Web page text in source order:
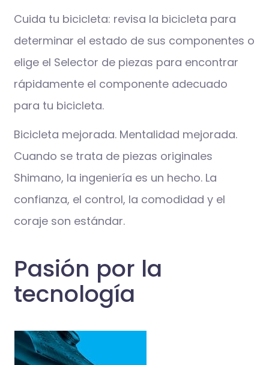
Cuida tu bicicleta: revisa la bicicleta para
determinar el estado de sus componentes o
elige el Selector de piezas para encontrar
rápidamente el componente adecuado
para tu bicicleta.
Bicicleta mejorada. Mentalidad mejorada.
Cuando se trata de piezas originales
Shimano, la ingeniería es un hecho. La
confianza, el control, la comodidad y el
coraje son estándar.
Pasión por la
tecnología